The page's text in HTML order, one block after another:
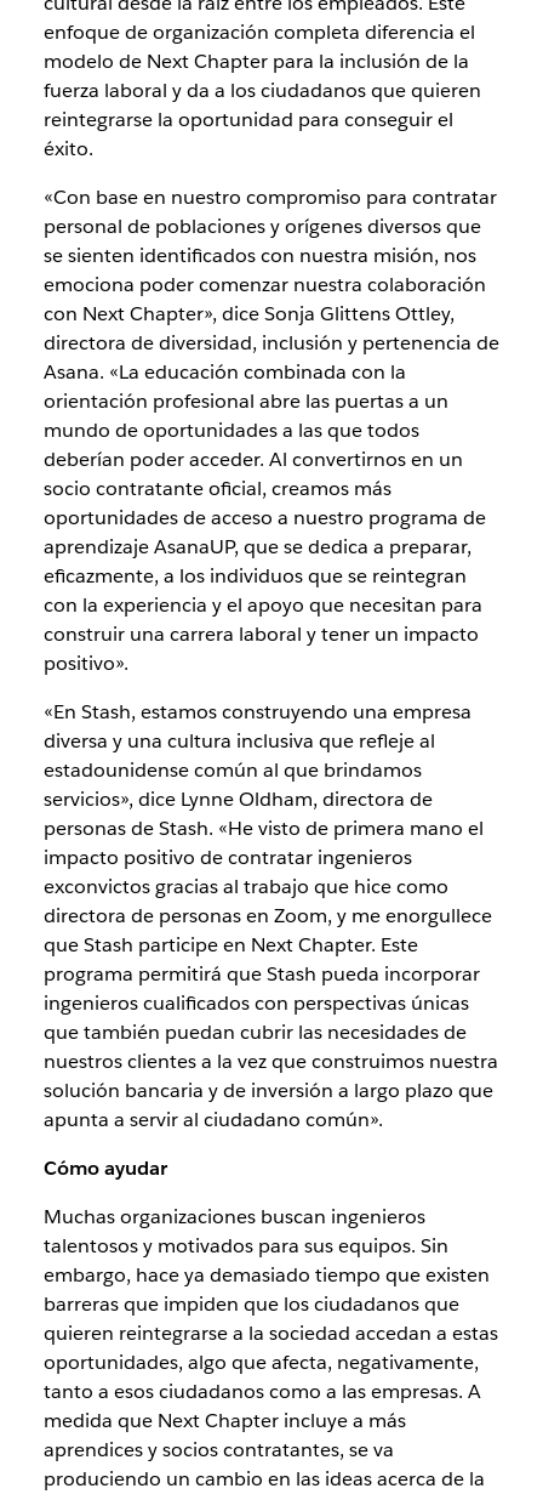
enfoque de organización completa diferencia el
modelo de Next Chapter para la inclusión de la
fuerza laboral y da a los ciudadanos que quieren
reintegrarse la oportunidad para conseguir el
éxito.
«Con base en nuestro compromiso para contratar
personal de poblaciones y orígenes diversos que
se sienten identificados con nuestra misión, nos
emociona poder comenzar nuestra colaboración
con Next Chapter», dice Sonja Glittens Ottley,
directora de diversidad, inclusión y pertenencia de
Asana. «La educación combinada con la
orientación profesional abre las puertas a un
mundo de oportunidades a las que todos
deberían poder acceder. Al convertirnos en un
socio contratante oficial, creamos más
oportunidades de acceso a nuestro programa de
aprendizaje AsanaUP, que se dedica a preparar,
eficazmente, a los individuos que se reintegran
con la experiencia y el apoyo que necesitan para
construir una carrera laboral y tener un impacto
positivo».
«En Stash, estamos construyendo una empresa
diversa y una cultura inclusiva que refleje al
estadounidense común al que brindamos
servicios», dice Lynne Oldham, directora de
personas de Stash. «He visto de primera mano el
impacto positivo de contratar ingenieros
exconvictos gracias al trabajo que hice como
directora de personas en Zoom, y me enorgullece
que Stash participe en Next Chapter. Este
programa permitirá que Stash pueda incorporar
ingenieros cualificados con perspectivas únicas
que también puedan cubrir las necesidades de
nuestros clientes a la vez que construimos nuestra
solución bancaria y de inversión a largo plazo que
apunta a servir al ciudadano común».
Cómo ayudar
Muchas organizaciones buscan ingenieros
talentosos y motivados para sus equipos. Sin
embargo, hace ya demasiado tiempo que existen
barreras que impiden que los ciudadanos que
quieren reintegrarse a la sociedad accedan a estas
oportunidades, algo que afecta, negativamente,
tanto a esos ciudadanos como a las empresas. A
medida que Next Chapter incluye a más
aprendices y socios contratantes, se va
produciendo un cambio en las ideas acerca de la